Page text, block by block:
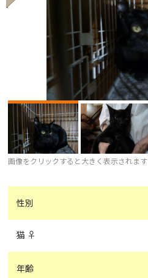
画像をクリックすると大きく表示されます
性別
猫 ♀
年齢